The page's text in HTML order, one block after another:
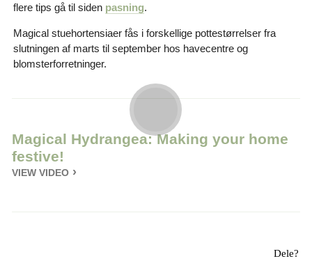
flere tips gå til siden pasning.
Magical stuehortensiaer fås i forskellige pottestørrelser fra
slutningen af marts til september hos havecentre og
blomsterforretninger.
Magical Hydrangea: Making your home
festive!
VIEW VIDEO
Dele?